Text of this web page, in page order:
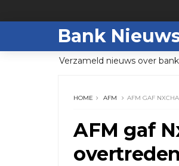
Bank
Verzameld nieuws over
HOME AFM AFM GAF
AFM gaf